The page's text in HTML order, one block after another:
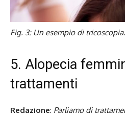
Fig. 3: Un esempio di tricoscopia.
5. Alopecia
trattamenti
Redazione: Parliamo di